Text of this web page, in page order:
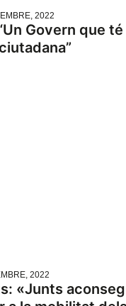
2022
Govern que
2022
«Junts